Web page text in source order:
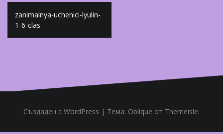
Навигация
zanimalnya-uchenici-lyulin-
1-6-clas
Създаден с WordPress | Тема: Oblique от Themeisle.